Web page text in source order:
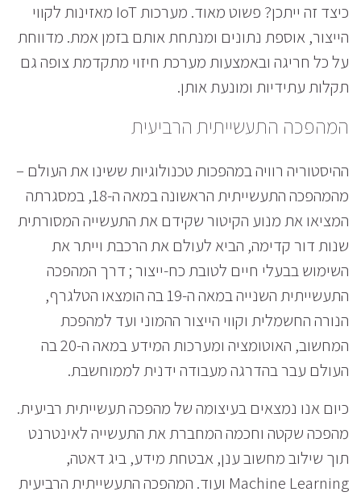
כיצד זה ייתכן? פשוט מאוד. מערכות IoT מאזינות לקווי
הייצור, אוספת נתונים ומנתחת אותם בזמן אמת. מדווחת
על כל חריגה ובאמצעות מערכת חיזוי מתקדמת צופה גם
תקלות עתידיות ומונעת אותן.
המהפכה התעשייתית הרביעית
ההיסטוריה רוויה במהפכות טכנולוגיות ששינו את העולם –
מהמהפכה התעשייתית הראשונה במאה ה-18, במסגרתה
המציאו את מנוע הקיטור שקידם את התעשייה המסורתית
שנות דור קדימה, הביא לעולם את הרכבת וייתר את
השימוש בבעלי חיים לטובת כח-ייצור ; דרך המהפכה
התעשייתית השנייה במאה ה-19 בה הומצאו הטלגרף,
הנורה החשמלית וקווי הייצור ההמוני ועד למהפכת
המחשוב, האוטומציה ומערכות המידע במאה ה-20 בה
העולם עבר בהדרגה מעבודה ידנית לממוחשבת.
כיום אנו נמצאים בעיצומה של מהפכה תעשייתית רביעית.
מהפכה שקטה וחכמה המחברת את התעשייה לאינטרנט
תוך שילוב מחשוב ענן, אבטחת מידע, ביג דאטה,
Machine Learning ועוד. המהפכה התעשייתית הרביעית